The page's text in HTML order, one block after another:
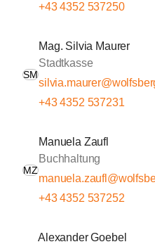
+43 4352 537250
SM
Mag. Silvia Maurer
Stadtkasse
+43 4352 537231
MZ
Manuela Zaufl
Buchhaltung
+43 4352 537252
Alexander Goebel